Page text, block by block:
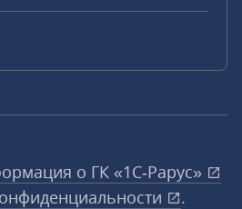
о ГК «1С‑Рарус»
.